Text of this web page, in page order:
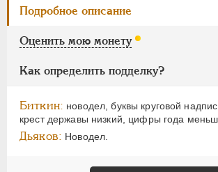
Уздеников: 0505 (черта)
Дьяков ЗС: 236 (R3)
Семёнов
Гиль
Подробное описание
Оценить мою монету
Как определить подделку?
Биткин: новодел, буквы круговой
крест державы низкий, цифры года
Дьяков: Новодел.
АЛЕКСАНДР I 1801-1825
АЛЕКСАНДР II 1855-1881
АЛЕКСАНДР III 1881-1894
ВРЕМЕННОЕ ПРАВ. 1917-1918
ИНОСТРАННЫЕ 1768-1918